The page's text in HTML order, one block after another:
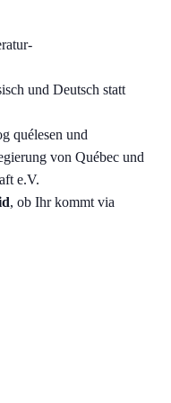
und Deutsch statt
quélesen und
von Québec und
e.V.
, ob Ihr kommt via